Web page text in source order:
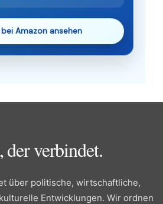
bei Amazon ansehen
der verbindet.
über politische, wirtschaftliche,
Entwicklungen. Wir ordnen